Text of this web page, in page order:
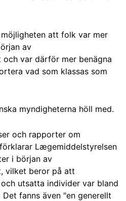
att folk var mer
av
var därför mer benägna
vad som klassas som
myndigheterna höll med.
och rapporter om
Lægemiddelstyrelsen
i början av
vilket beror på att
utsatta individer var bland
fanns även "en generellt